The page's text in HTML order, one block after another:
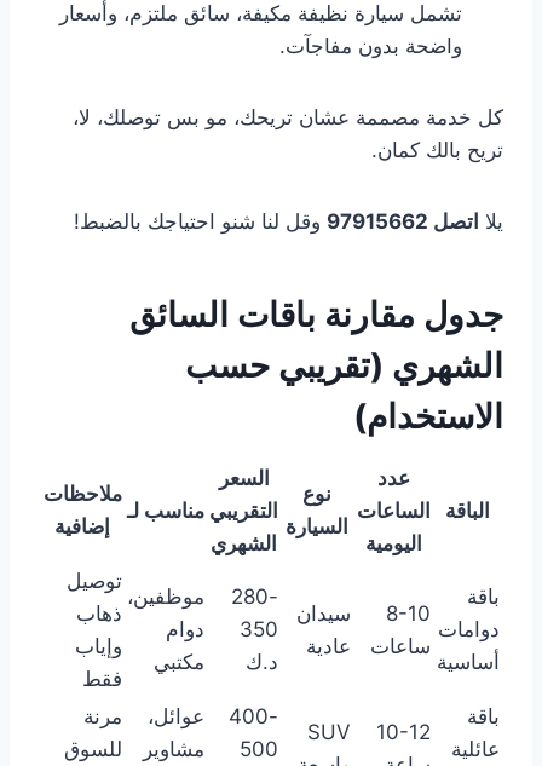
تشمل سيارة نظيفة مكيفة، سائق ملتزم، وأسعار
واضحة بدون مفاجآت.
كل خدمة مصممة عشان تريحك، مو بس توصلك، لا،
تريح بالك كمان.
يلا اتصل 97915662 وقل لنا شنو احتياجك بالضبط!
جدول مقارنة باقات السائق
الشهري (تقريبي حسب
الاستخدام)
الباقة
عدد
الساعات
اليومية
نوع
السيارة
السعر
التقريبي
الشهري
مناسب لـ
ملاحظات
إضافية
باقة
دوامات
أساسية
8-10
ساعات
سيدان
عادية
280-
350
د.ك
موظفين،
دوام
مكتبي
توصيل
ذهاب
وإياب
فقط
باقة
عائلية
10-12
SUV
400-
500
عوائل،
مشاوير
مرنة
للسوق